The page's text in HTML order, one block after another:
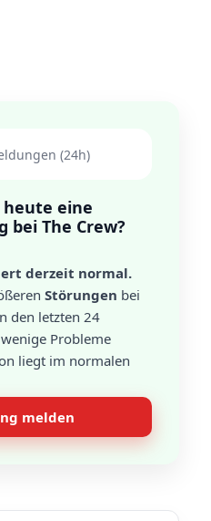
(24h)
heute eine
bei The Crew?
derzeit normal.
Störungen bei
den letzten 24
Probleme
liegt im normalen
melden